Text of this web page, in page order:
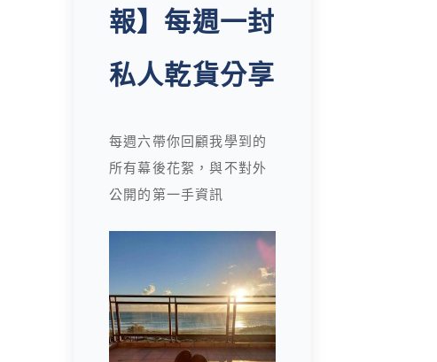
報】每週一封
私人乾貨分享
每週六帶你回顧我學到的
所有幕後花絮，與不對外
公開的第一手資訊